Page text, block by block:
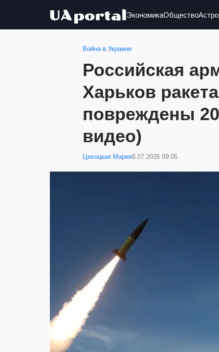
ЭкономикаОбщество
Война в Украине
Российская
Харьков
повреждены
видео)
Цихоцкая Мария8.07.2026 09:05